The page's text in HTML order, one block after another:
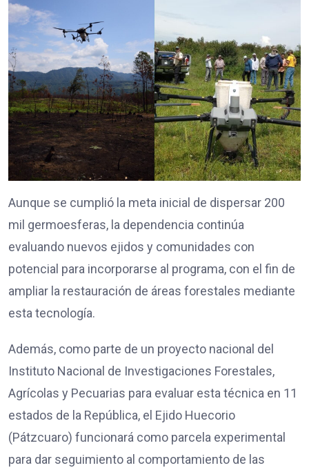
Aunque se cumplió la meta inicial de dispersar 200
mil germoesferas, la dependencia continúa
evaluando nuevos ejidos y comunidades con
potencial para incorporarse al programa, con el fin de
ampliar la restauración de áreas forestales mediante
esta tecnología.
Además, como parte de un proyecto nacional del
Instituto Nacional de Investigaciones Forestales,
Agrícolas y Pecuarias para evaluar esta técnica en 11
estados de la República, el Ejido Huecorio
(Pátzcuaro) funcionará como parcela experimental
para dar seguimiento al comportamiento de las